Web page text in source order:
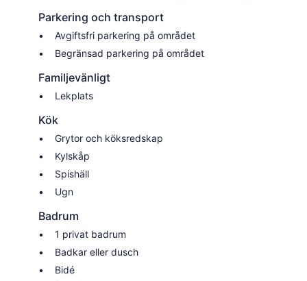
Parkering och transport
Avgiftsfri parkering på området
Begränsad parkering på området
Familjevänligt
Lekplats
Kök
Grytor och köksredskap
Kylskåp
Spishäll
Ugn
Badrum
1 privat badrum
Badkar eller dusch
Bidé